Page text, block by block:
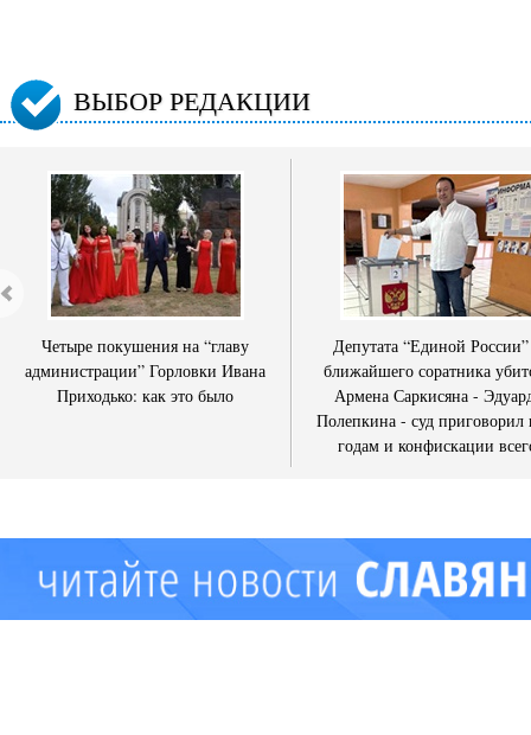
ВЫБОР РЕДАКЦИИ
Четыре покушения на “главу
администрации” Горловки Ивана
Приходько: как это было
Депутата “Единой
ближайшего соратника
Армена Саркисяна -
Полепкина - суд приговорил
годам и конфискации